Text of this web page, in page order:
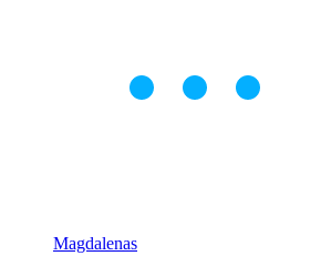
Magdalenas